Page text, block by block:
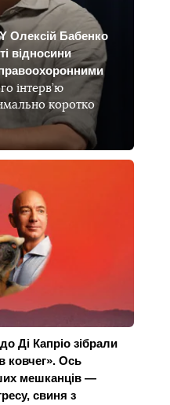
Олексій Бабенко
відносини
інтерв’ю
коротко
Ді Капріо зібрали
ковчег». Ось
мешканців —
свиня з